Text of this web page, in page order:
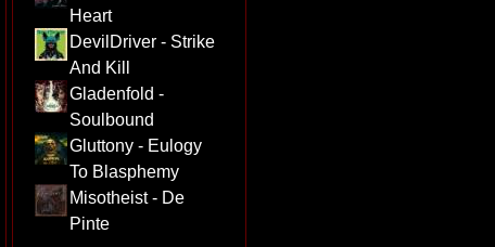
Heart
DevilDriver - Strike
And Kill
Gladenfold -
Soulbound
Gluttony - Eulogy
To Blasphemy
Misotheist - De
Pinte